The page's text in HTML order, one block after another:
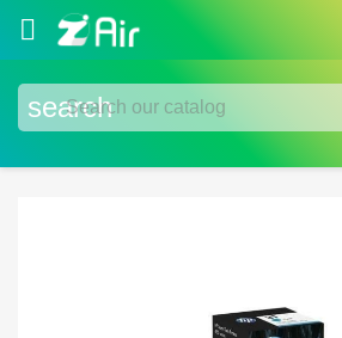

search